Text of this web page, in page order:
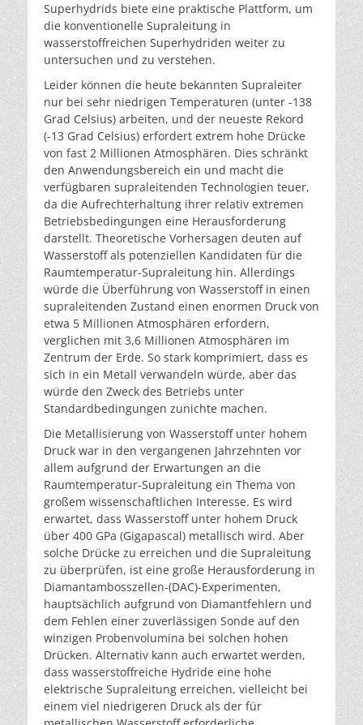
Superhydrids biete eine praktische Plattform, um
die konventionelle Supraleitung in
wasserstoffreichen Superhydriden weiter zu
untersuchen und zu verstehen.
Leider können die heute bekannten Supraleiter
nur bei sehr niedrigen Temperaturen (unter -138
Grad Celsius) arbeiten, und der neueste Rekord
(-13 Grad Celsius) erfordert extrem hohe Drücke
von fast 2 Millionen Atmosphären. Dies schränkt
den Anwendungsbereich ein und macht die
verfügbaren supraleitenden Technologien teuer,
da die Aufrechterhaltung ihrer relativ extremen
Betriebsbedingungen eine Herausforderung
darstellt. Theoretische Vorhersagen deuten auf
Wasserstoff als potenziellen Kandidaten für die
Raumtemperatur-Supraleitung hin. Allerdings
würde die Überführung von Wasserstoff in einen
supraleitenden Zustand einen enormen Druck von
etwa 5 Millionen Atmosphären erfordern,
verglichen mit 3,6 Millionen Atmosphären im
Zentrum der Erde. So stark komprimiert, dass es
sich in ein Metall verwandeln würde, aber das
würde den Zweck des Betriebs unter
Standardbedingungen zunichte machen.
Die Metallisierung von Wasserstoff unter hohem
Druck war in den vergangenen Jahrzehnten vor
allem aufgrund der Erwartungen an die
Raumtemperatur-Supraleitung ein Thema von
großem wissenschaftlichen Interesse. Es wird
erwartet, dass Wasserstoff unter hohem Druck
über 400 GPa (Gigapascal) metallisch wird. Aber
solche Drücke zu erreichen und die Supraleitung
zu überprüfen, ist eine große Herausforderung in
Diamantambosszellen-(DAC)-Experimenten,
hauptsächlich aufgrund von Diamantfehlern und
dem Fehlen einer zuverlässigen Sonde auf den
winzigen Probenvolumina bei solchen hohen
Drücken. Alternativ kann auch erwartet werden,
dass wasserstoffreiche Hydride eine hohe
elektrische Supraleitung erreichen, vielleicht bei
einem viel niedrigeren Druck als der für